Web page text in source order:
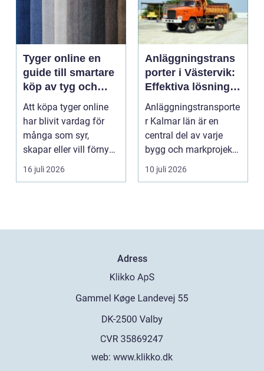
Tyger online en
guide till smartare
köp av tyg och
hemtextil
Att köpa tyger online
har blivit vardag för
många som syr,
skapar eller vill förnya
hemmet utan att ...
16 juli 2026
Anläggningstrans
porter i Västervik:
Effektiva lösningar
för bygg och
markarbete
Anläggningstransporte
r Kalmar län är en
central del av varje
bygg och markprojekt i
o...
10 juli 2026
Adress
web: www.klikko.dk